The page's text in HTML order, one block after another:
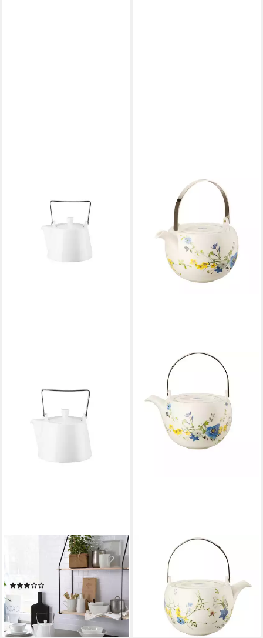
Teekanne Thomas Tric
Teekanne, Porzellan, 1100 l
ab 94,24 € UVP125,00 €
-25%
lieferbar - in 2-3 Werktagen bei dir
ROSENTHAL
Teekanne Rosenthal Brillance
Teekanne, Bone China, 1350 l
ab 113,60 €
lieferbar - in 2-3 Werktagen bei dir